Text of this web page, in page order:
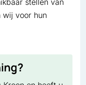
stellen van
wij voor hun